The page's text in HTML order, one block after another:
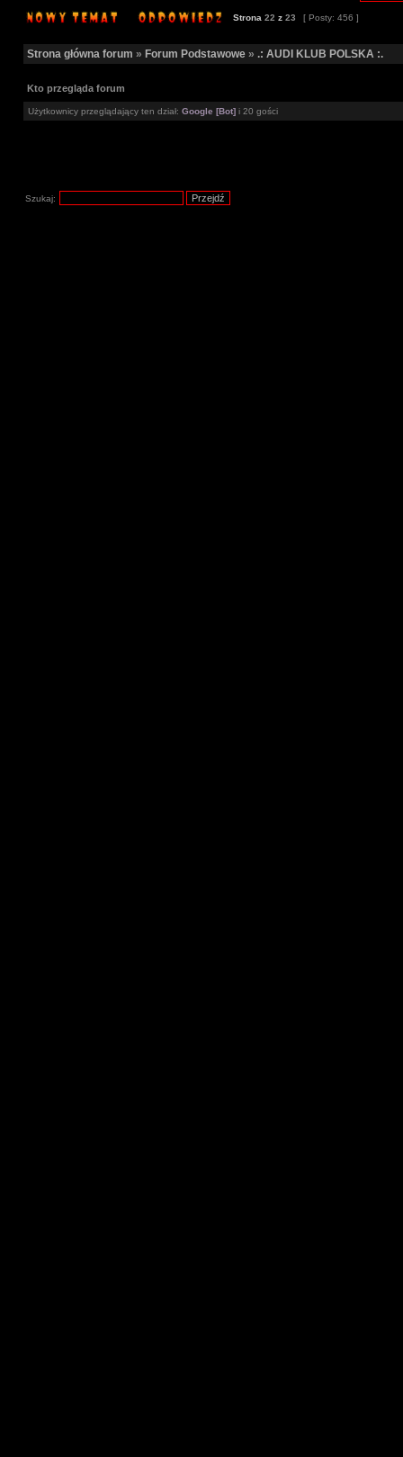
Strona 22 z 23 [ Posty: 456 ]
Strona główna forum » Forum Podstawowe » .: AUDI KLUB POLSKA :.
Kto przegląda forum
Użytkownicy przeglądający ten dział: Google [Bot] i 20 gości
Szukaj: